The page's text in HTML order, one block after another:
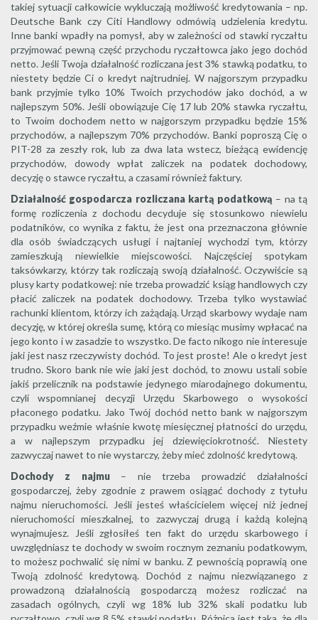
takiej sytuacji całkowicie wykluczają możliwość kredytowania – np.
Deutsche Bank czy Citi Handlowy odmówią udzielenia kredytu.
Inne banki wpadły na pomysł, aby w zależności od stawki ryczałtu
przyjmować pewną część przychodu ryczałtowca jako jego dochód
netto. Jeśli Twoja działalność rozliczana jest 3% stawką podatku, to
niestety będzie Ci o kredyt najtrudniej. W najgorszym przypadku
bank przyjmie tylko 10% Twoich przychodów jako dochód, a w
najlepszym 50%. Jeśli obowiązuje Cię 17 lub 20% stawka ryczałtu,
to Twoim dochodem netto w najgorszym przypadku będzie 15%
przychodów, a najlepszym 70% przychodów. Banki poproszą Cię o
PIT-28 za zeszły rok, lub za dwa lata wstecz, bieżącą ewidencję
przychodów, dowody wpłat zaliczek na podatek dochodowy,
decyzję o stawce ryczałtu, a czasami również faktury.
Działalność gospodarcza rozliczana kartą podatkową – na tą
formę rozliczenia z dochodu decyduje się stosunkowo niewielu
podatników, co wynika z faktu, że jest ona przeznaczona głównie
dla osób świadczących usługi i najtaniej wychodzi tym, którzy
zamieszkują niewielkie miejscowości. Najczęściej spotykam
taksówkarzy, którzy tak rozliczają swoją działalność. Oczywiście są
plusy karty podatkowej: nie trzeba prowadzić ksiąg handlowych czy
płacić zaliczek na podatek dochodowy. Trzeba tylko wystawiać
rachunki klientom, którzy ich zażądają. Urząd skarbowy wydaje nam
decyzję, w której określa sumę, którą co miesiąc musimy wpłacać na
jego konto i w zasadzie to wszystko. De facto nikogo nie interesuje
jaki jest nasz rzeczywisty dochód. To jest proste! Ale o kredyt jest
trudno. Skoro bank nie wie jaki jest dochód, to znowu ustali sobie
jakiś przelicznik na podstawie jedynego miarodajnego dokumentu,
czyli wspomnianej decyzji Urzędu Skarbowego o wysokości
płaconego podatku. Jako Twój dochód netto bank w najgorszym
przypadku weźmie właśnie kwotę miesięcznej płatności do urzędu,
a w najlepszym przypadku jej dziewięciokrotność. Niestety
zazwyczaj nawet to nie wystarczy, żeby mieć zdolność kredytową.
Dochody z najmu– nie trzeba prowadzić działalności
gospodarczej, żeby zgodnie z prawem osiągać dochody z tytułu
najmu nieruchomości. Jeśli jesteś właścicielem więcej niż jednej
nieruchomości mieszkalnej, to zazwyczaj drugą i każdą kolejną
wynajmujesz. Jeśli zgłosiłeś ten fakt do urzędu skarbowego i
uwzględniasz te dochody w swoim rocznym zeznaniu podatkowym,
to możesz pochwalić się nimi w banku. Z pewnością poprawią one
Twoją zdolność kredytową. Dochód z najmu niezwiązanego z
prowadzoną działalnością gospodarczą możesz rozliczać na
zasadach ogólnych, czyli wg 18% lub 32% skali podatku lub